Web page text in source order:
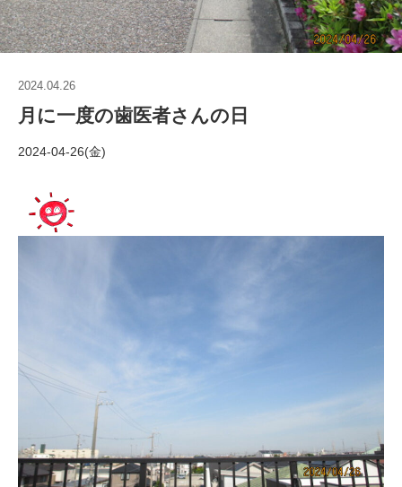
2024.04.26
月に一度の歯医者さんの日
2024-04-26(金)